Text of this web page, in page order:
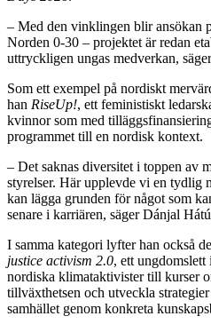
– Med den vinklingen blir ansökan
Norden 0-30 – projektet är redan
uttryckligen ungas medverkan,
Som ett exempel på nordiskt
han RiseUp!, ett feministiskt
kvinnor som med
programmet till en nordisk kontext.
– Det saknas diversitet i toppen av
styrelser. Här upplevde vi en tydlig
kan lägga grunden för något som
senare i karriären, säger Dánjal
I samma kategori lyfter han också
justice activism 2.0, ett
nordiska klimataktivister till kurser
tillväxthetsen och utveckla
samhället genom konkreta